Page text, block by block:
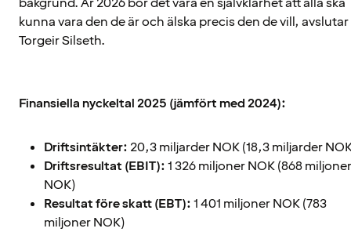
kunna vara den de är och älska precis den de vill, avslutar
Torgeir Silseth.
Finansiella nyckeltal 2025 (jämfört med 2024):
Driftsintäkter: 20,3 miljarder NOK (18,3 miljarder
Driftsresultat (EBIT):1 326 miljoner NOK (868 miljoner
NOK)
Resultat före skatt (EBT):1 401 miljoner NOK (783
miljoner NOK)